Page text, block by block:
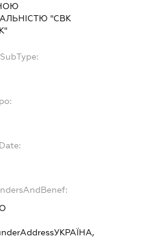
"СВК
УКРАЇНА,